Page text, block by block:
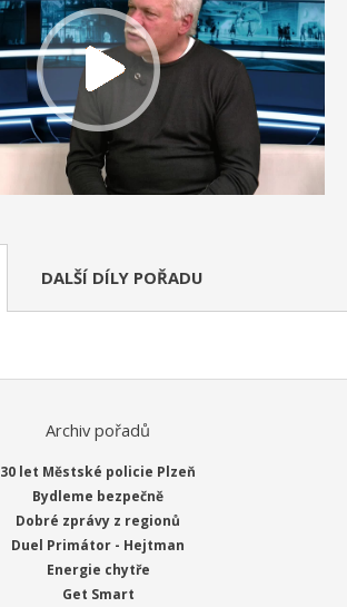
DALŠÍ DÍLY POŘADU
Archiv pořadů
30 let Městské policie Plzeň
Bydleme bezpečně
Dobré zprávy z regionů
Duel Primátor - Hejtman
Energie chytře
Get Smart